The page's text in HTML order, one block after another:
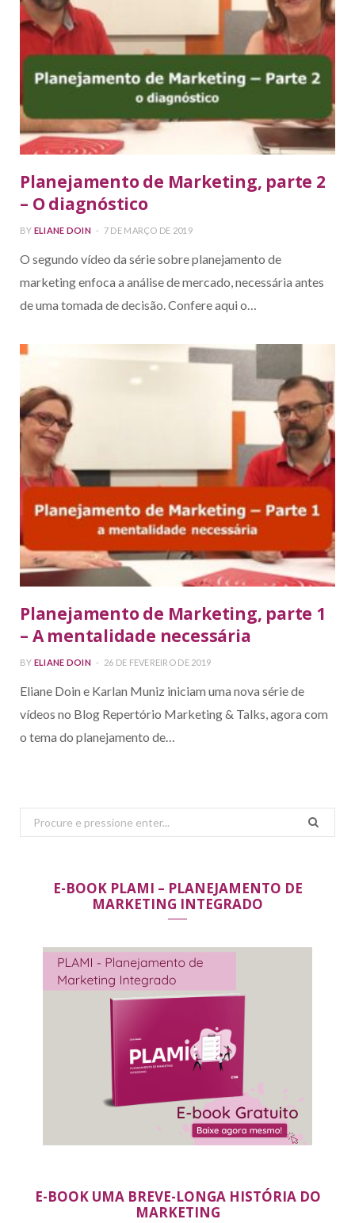
Planejamento de Marketing, parte 2
– O diagnóstico
BY ELIANE DOIN 7 DE MARÇO DE 2019
O segundo vídeo da série sobre planejamento de
marketing enfoca a análise de mercado, necessária antes
de uma tomada de decisão. Confere aqui o…
Planejamento de Marketing, parte 1
– A mentalidade necessária
BY ELIANE DOIN 26 DE FEVEREIRO DE 2019
Eliane Doin e Karlan Muniz iniciam uma nova série de
vídeos no Blog Repertório Marketing & Talks, agora com
o tema do planejamento de…
Search
for:
E-BOOK PLAMI – PLANEJAMENTO DE
MARKETING INTEGRADO
E-BOOK UMA BREVE-LONGA HISTÓRIA DO
MARKETING